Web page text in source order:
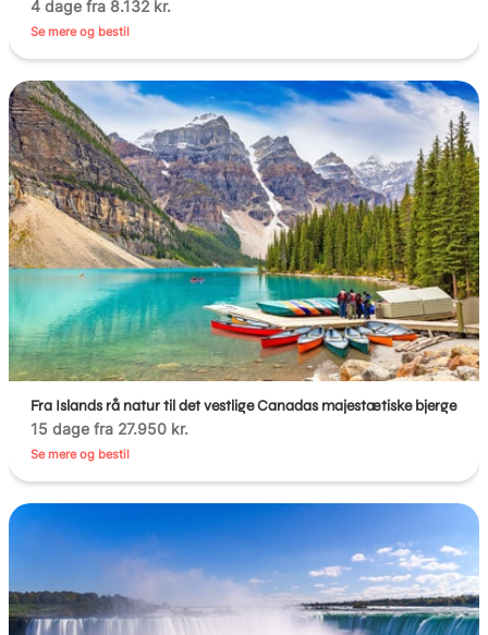
4 dage fra 8.132 kr.
Se mere og bestil
Fra Islands rå natur til det vestlige Canadas majestætiske bjerge
15 dage fra 27.950 kr.
Se mere og bestil